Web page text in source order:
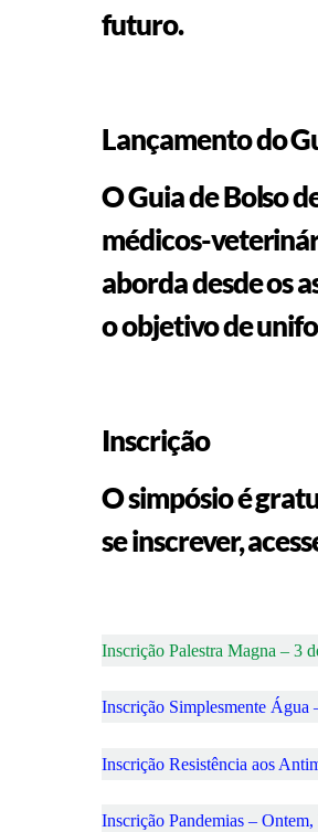
futuro.
Lançamento do
O Guia de Bolso
médicos-
aborda desde os
o objetivo de
Inscrição
O simpósio é
se inscrever,
Inscrição Palestra Magna – 3
Inscrição Simplesmente Água
Inscrição Resistência aos
Inscrição Pandemias –